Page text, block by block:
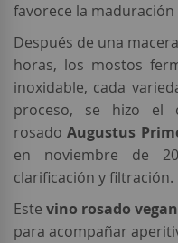
favorece la maduración
Después de una
horas, los mostos
inoxidable, cada
proceso, se hizo el
rosadoAugustus
en noviembre de
clarificación y filtración.
Este vino rosado
para acompañar